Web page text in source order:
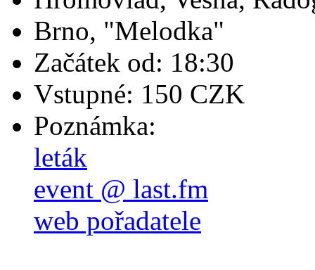
Brno, "Melodka"
Začátek od: 18:30
Vstupné: 150 CZK
Poznámka:
leták
event @ last.fm
web pořadatele